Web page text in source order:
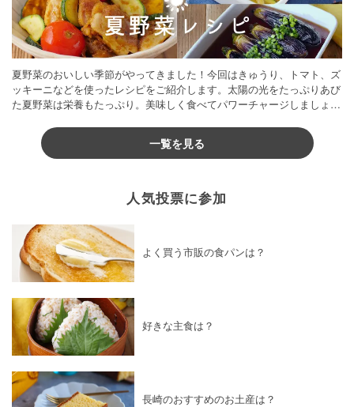
夏野菜のおいしい季節がやってきました！今回はきゅうり、トマト、ズ
ッキーニなどを使ったレシピをご紹介します。太陽の光をたっぷりあび
た夏野菜は栄養もたっぷり。美味しく食べてパワーチャージしましょう
一覧を見る
人気投票に参加
よく買う市販の食パンは？
好きな主食は？
長崎のおすすめのお土産は？